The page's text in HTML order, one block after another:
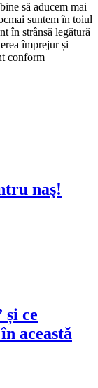
să aducem mai
suntem în toiul
în strânsă legătură
împrejur și
conform
naş!
și ce
această